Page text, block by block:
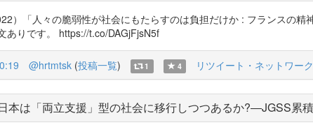
）「人々の脆弱性が社会にもたらすのは負担だけか : フランスの
ありです。 https://t.co/DAGjFjsN5f
@hrtmtsk (投稿一覧) 1 4 リツイート・ネットワーク
本は「両立支援」型の社会に移行しつつあるか?―JGSS累